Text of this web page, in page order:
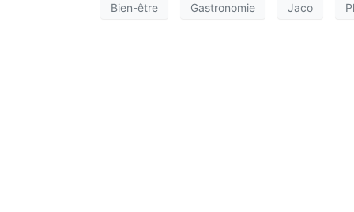
Bien-être Gastronomie Jaco